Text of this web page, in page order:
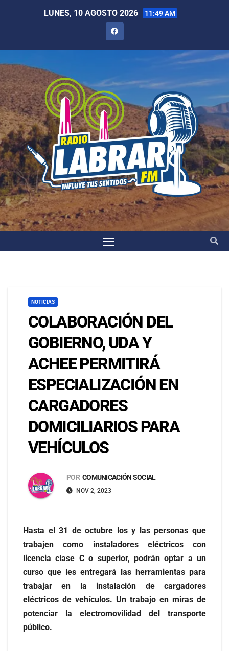
LUNES, 10 AGOSTO 2026 11:49 AM
NOTICIAS
COLABORACIÓN DEL
GOBIERNO, UDA Y
ACHEE PERMITIRÁ
ESPECIALIZACIÓN EN
CARGADORES
DOMICILIARIOS PARA
VEHÍCULOS
POR COMUNICACIÓN SOCIAL
NOV 2, 2023
Hasta el 31 de octubre los y las personas que
trabajen como instaladores eléctricos con
licencia clase C o superior, podrán optar a un
curso que les entregará las herramientas para
trabajar en la instalación de cargadores
eléctricos de vehículos. Un trabajo en miras de
potenciar la electromovilidad del transporte
público.